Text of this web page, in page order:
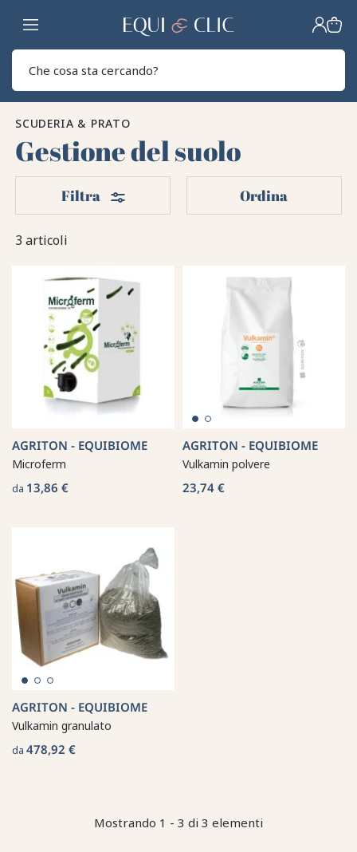
Casa
SCUDERIA & PRATO
Gestione del suolo
3 articoli
Filtra Filtri Ordina
AGRITON - EQUIBIOME
Microferm
da 13,86 €
AGRITON - EQUIBIOME
Vulkamin polvere
23,74 €
AGRITON - EQUIBIOME
Vulkamin granulato
da 478,92 €
Mostrando 1 - 3 di 3 elementi